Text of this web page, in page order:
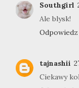
Southgirl
Ale blysk!
Odpowiedz
tajnashii
Ciekawy